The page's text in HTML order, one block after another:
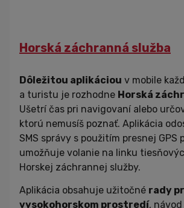
Horská záchranná služba
Dôležitou aplikáciou v mobile
a turistu je rozhodne Horská
Ušetrí čas pri navigovaní alebo
ktorú nemusíš poznať. Aplikácia
SMS správy s použitím presnej GPS
umožňuje volanie na linku
Horskej záchrannej služby.
Aplikácia obsahuje užitočné rady
vysokohorskom prostredí, návod